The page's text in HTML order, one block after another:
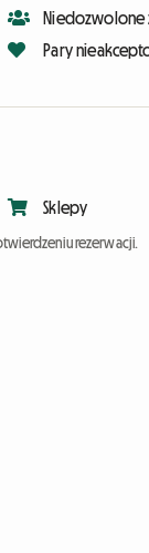
Niedozwolone
Pary
Sklepy
rezerwacji.